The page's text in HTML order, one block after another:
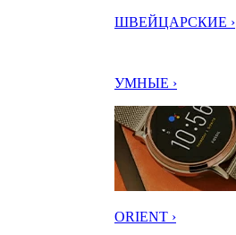
ШВЕЙЦАРСКИЕ ›
УМНЫЕ ›
ORIENT ›